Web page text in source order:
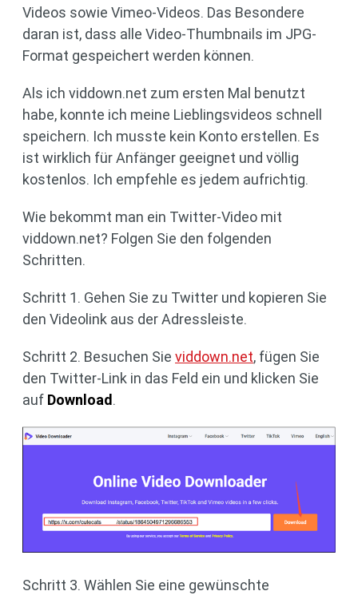
Videos sowie Vimeo-Videos. Das Besondere
daran ist, dass alle Video-Thumbnails im JPG-
Format gespeichert werden können.
Als ich viddown.net zum ersten Mal benutzt
habe, konnte ich meine Lieblingsvideos schnell
speichern. Ich musste kein Konto erstellen. Es
ist wirklich für Anfänger geeignet und völlig
kostenlos. Ich empfehle es jedem aufrichtig.
Wie bekommt man ein Twitter-Video mit
viddown.net? Folgen Sie den folgenden
Schritten.
Schritt 1. Gehen Sie zu Twitter und kopieren Sie
den Videolink aus der Adressleiste.
Schritt 2. Besuchen Sie viddown.net, fügen Sie
den Twitter-Link in das Feld ein und klicken Sie
auf Download.
Schritt 3. Wählen Sie eine gewünschte